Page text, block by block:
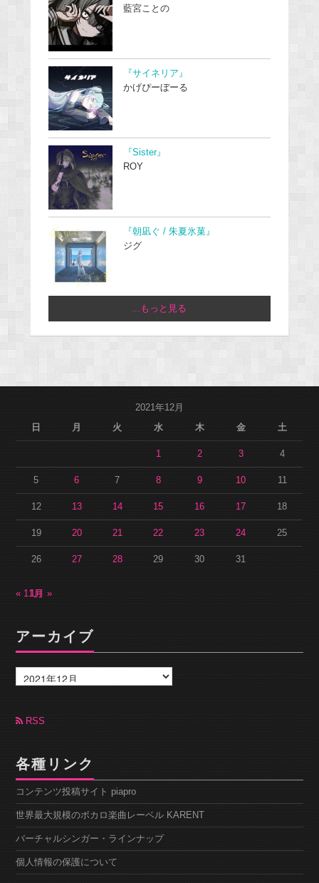
藍宮ことの
『サイネリア』
かげぴーぼーる
『Sister』
ROY
『朝凪ぐ / 朱夏氷菓』
ジグ
...もっと見る
2021年12月
日
月 火 水 木 金 土
1 2 3 4
5 6 7 8 9 10 11
12 13 14 15 16 17 18
19 20 21 22 23 24 25
26 27 28 29 30 31
« 11月1月 »
アーカイブ
ー
カ
ブ RSS
各種リンク
コンテンツ投稿サイト piapro
世界最大規模のボカロ楽曲レーベル KARENT
バーチャルシンガー・ラインナップ
個人情報の保護について